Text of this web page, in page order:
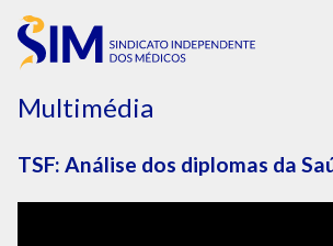
Multimédia
TSF: Análise dos diplomas da